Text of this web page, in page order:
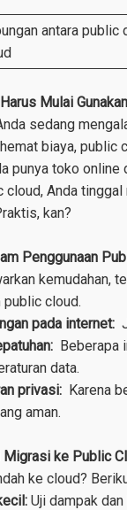
antara public
Mulai
sedang
biaya, public
punya toko
cloud, Anda
kan?
Penggunaan
kemudahan,
public cloud.
pada internet:
Beberapa
data.
privasi: Karena
aman.
ke Public
ke cloud?
Uji dampak